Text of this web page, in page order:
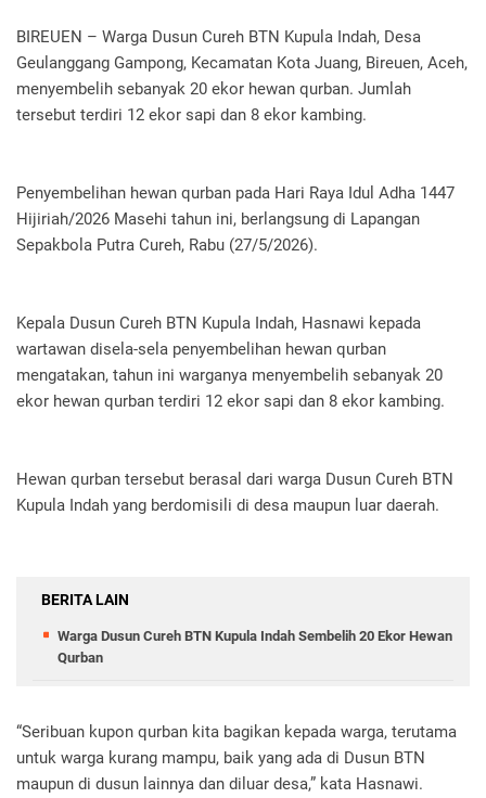
BIREUEN – Warga Dusun Cureh BTN Kupula Indah, Desa
Geulanggang Gampong, Kecamatan Kota Juang, Bireuen, Aceh,
menyembelih sebanyak 20 ekor hewan qurban. Jumlah
tersebut terdiri 12 ekor sapi dan 8 ekor kambing.
Penyembelihan hewan qurban pada Hari Raya Idul Adha 1447
Hijiriah/2026 Masehi tahun ini, berlangsung di Lapangan
Sepakbola Putra Cureh, Rabu (27/5/2026).
Kepala Dusun Cureh BTN Kupula Indah, Hasnawi kepada
wartawan disela-sela penyembelihan hewan qurban
mengatakan, tahun ini warganya menyembelih sebanyak 20
ekor hewan qurban terdiri 12 ekor sapi dan 8 ekor kambing.
Hewan qurban tersebut berasal dari warga Dusun Cureh BTN
Kupula Indah yang berdomisili di desa maupun luar daerah.
BERITA LAIN
Warga Dusun Cureh BTN Kupula Indah Sembelih 20 Ekor Hewan
Qurban
“Seribuan kupon qurban kita bagikan kepada warga, terutama
untuk warga kurang mampu, baik yang ada di Dusun BTN
maupun di dusun lainnya dan diluar desa,” kata Hasnawi.